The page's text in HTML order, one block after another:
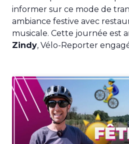
informer sur ce mode de
ambiance festive avec
musicale. Cette journée est
Zindy, Vélo-Reporter